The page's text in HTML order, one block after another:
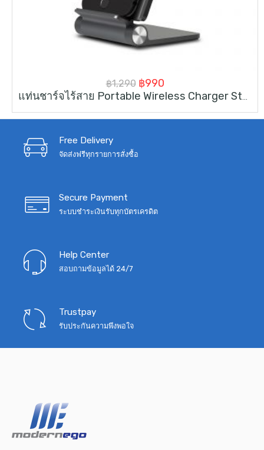
฿1,290 Original
price
was:
฿990Current
price
is:
Free Delivery
จัดส่งฟรีทุกรายการสั่งซื้อ
Secure Payment
ระบบชำระเงินรับทุกบัตรเครดิต
Help Center
สอบถามข้อมูลได้ 24/7
Trustpay
รับประกันความพึงพอใจ